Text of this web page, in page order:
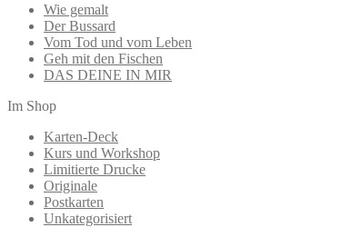
Wie gemalt
Der Bussard
Vom Tod und vom Leben
Geh mit den Fischen
DAS DEINE IN MIR
Im Shop
Karten-Deck
Kurs und Workshop
Limitierte Drucke
Originale
Postkarten
Unkategorisiert